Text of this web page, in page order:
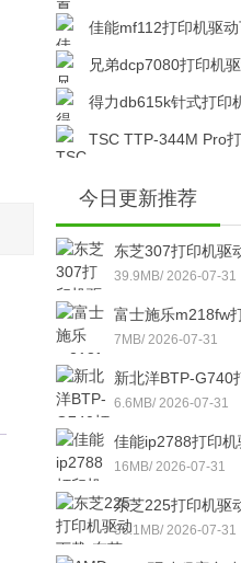
3561复合机驱动
佳能mf112打印机驱
mf112打印机驱动电脑版下
兄弟dcp7080打印机
dcp7080打印机驱动电脑
得力db615k针式打印
615k针式打印机驱动官方
TSC TTP-344M Pro
方最新版下载
今日更新推荐
东芝307打印机驱
东芝307打印机驱
下载
39.9MB/ 2026-07-31
富士施乐m218fw
动下载-富士施乐
印机驱动官方版下
7MB/ 2026-07-31
新北洋BTP-G740
动下载-新北洋
打印机驱动
6.6MB/ 2026-07-31
佳能ip2788打印机
载-佳能ip2788打印
官方版下载
16MB/ 2026-07-31
东芝225打印机驱
东芝Toshiba e-
STUDIO225打印
36.1MB/ 2026-07-31